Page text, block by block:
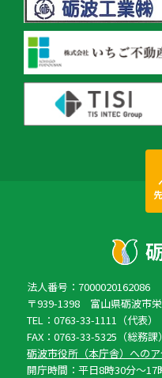
法人番号：7000020162086
〒939-1398 富山県砺波市
TEL：0763-33-1111（代表）
FAX：0763-33-5325（総務課）
砺波市役所（本庁舎）への
開庁時間：平日8時30分〜17